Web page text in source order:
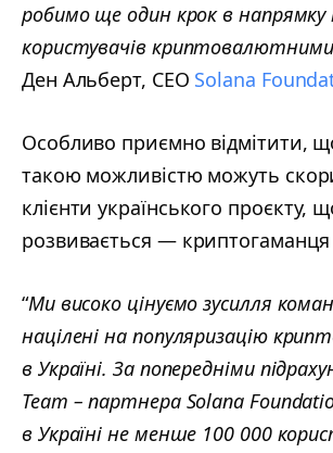
робимо ще один крок в напрямку
користувачів
Ден Альберт, CEO Solana
Особливо приємно відмітити,
такою можливістю можуть
клієнти українського проєкту,
розвивається — криптогаманця
“Ми високо цінуємо зусилля
націлені на популяризацію
в Україні. За попередніми
Team – партнера Solana
в Україні не менше 100 000